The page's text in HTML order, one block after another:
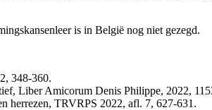
is in België nog niet gezegd.
348-360.
Liber Amicorum Denis Philippe, 2022,
herrezen, TRVRPS 2022, afl. 7, 627-631.